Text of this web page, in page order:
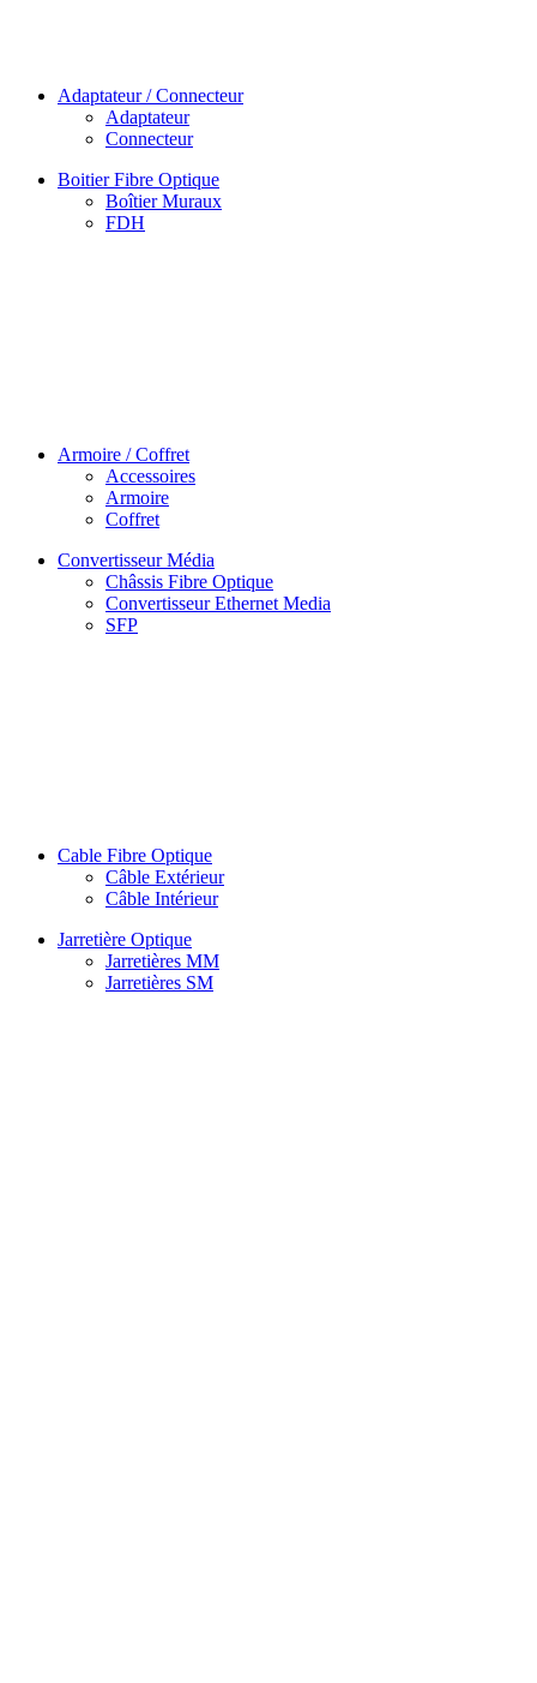
Adaptateur / Connecteur
Adaptateur
Connecteur
Boitier Fibre Optique
Boîtier Muraux
FDH
Armoire / Coffret
Accessoires
Armoire
Coffret
Convertisseur Média
Châssis Fibre Optique
Convertisseur Ethernet Media
SFP
Cable Fibre Optique
Câble Extérieur
Câble Intérieur
Jarretière Optique
Jarretières MM
Jarretières SM